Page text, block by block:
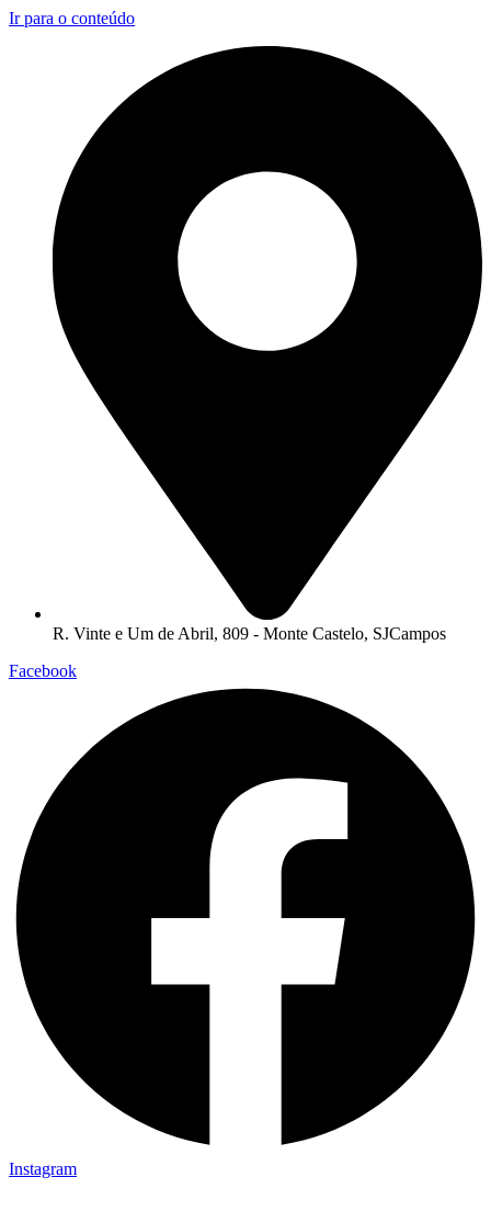
Ir para o conteúdo
R. Vinte e Um de Abril, 809 - Monte Castelo, SJCampos
Facebook
Instagram